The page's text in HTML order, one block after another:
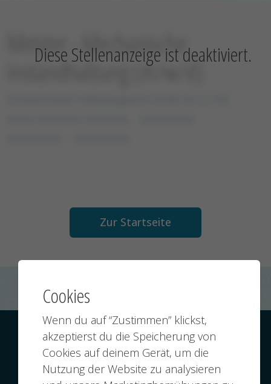
Diese Stellenanzeige ist deaktiviert.
Meister - Mechanische
Instandhaltung (m/w/d)
Zur Startseite
Kontakt Datenschutz Impressum
© 2026 jobMIXER.de, alle Rechte vorbehalten
Cookies
Wenn du auf “Zustimmen” klickst,
akzeptierst du die Speicherung von
Cookies auf deinem Gerät, um die
Nutzung der Website zu analysieren